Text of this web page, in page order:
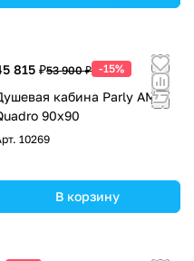
815 ₽53 900 ₽ -15%
кабина Parly AMI
90x90
10269
В корзину